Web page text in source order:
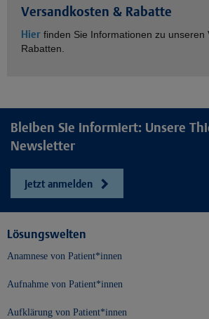
Versandkosten & Rabatte
Hier finden Sie Informationen zu unseren
Rabatten.
Bleiben Sie informiert: Unsere
Newsletter
Jetzt anmelden
Lösungswelten
Anamnese von Patient*innen
Aufnahme von Patient*innen
Aufklärung von Patient*innen